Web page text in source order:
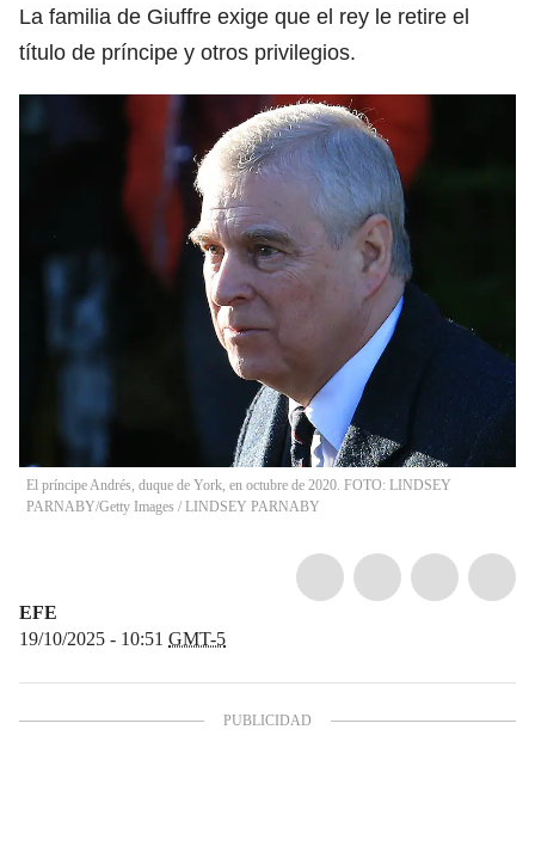
La familia de Giuffre exige que el rey le retire el
título de príncipe y otros privilegios.
El príncipe Andrés, duque de York, en octubre de 2020. FOTO: LINDSEY
PARNABY/Getty Images / LINDSEY PARNABY
EFE
19/10/2025 - 10:51 GMT-5